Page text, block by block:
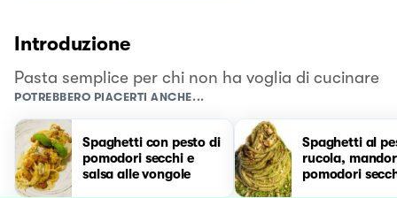
Introduzione
Pasta semplice per chi non ha voglia di cucinare
POTREBBERO PIACERTI ANCHE...
Spaghetti con pesto di
pomodori secchi e
salsa alle vongole
Spaghetti al
rucola,
pomodori